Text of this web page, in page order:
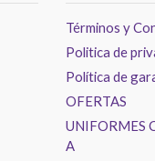
Términos y
Politica de
Política de
OFERTAS
UNIFORMES
A